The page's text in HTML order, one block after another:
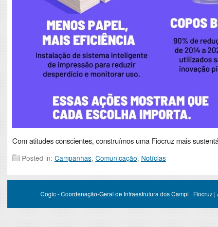
Com atitudes conscientes, construímos uma Fiocruz mais
Posted in: Campanhas, Comunicação, Notícias
Cogic - Coordenação-Geral de Infraestrutura dos Campi | Fiocruz